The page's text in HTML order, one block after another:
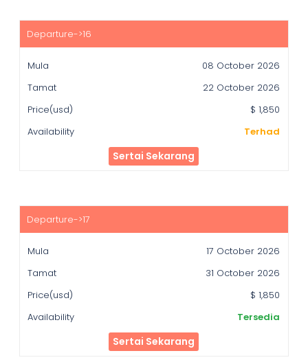
08 October 2026
22 October 2026
$ 1,850
Terhad
Sertai Sekarang
17 October 2026
31 October 2026
$ 1,850
Tersedia
Sertai Sekarang